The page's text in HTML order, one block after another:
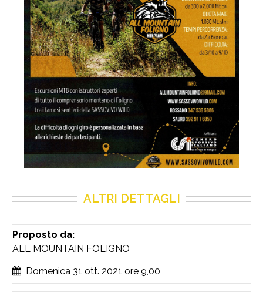
ALTRI DETTAGLI
Proposto da:
ALL MOUNTAIN FOLIGNO
Domenica 31 ott. 2021 ore 9,00